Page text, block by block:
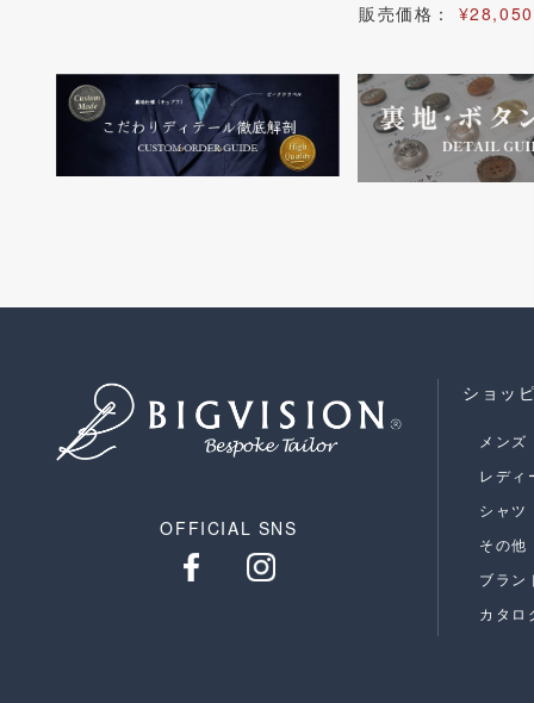
販売価格： ¥28,050
OFFICIAL SNS
ショッ
メンズ
レディ
シャツ
その他
ブラン
カタロ